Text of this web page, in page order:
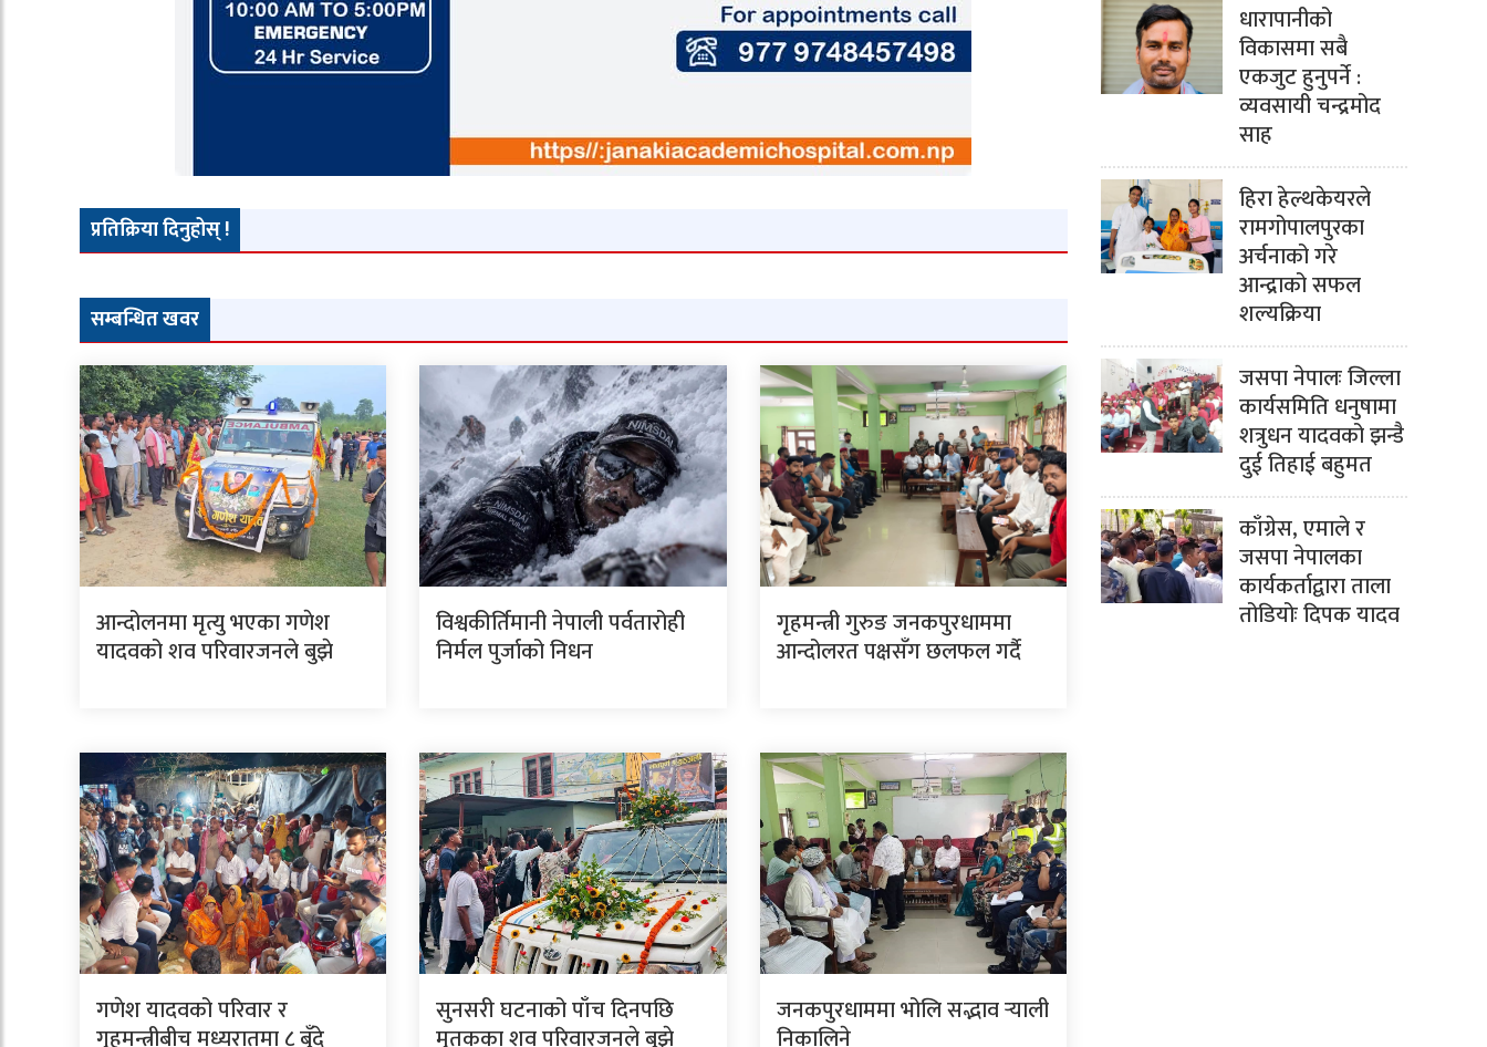
प्रतिक्रिया दिनुहोस् !
सम्बन्धित खवर
आन्दोलनमा मृत्यु भएका गणेश
यादवको शव परिवारजनले बुझे
विश्वकीर्तिमानी नेपाली पर्वतारोही
निर्मल पुर्जाको निधन
गृहमन्त्री गुरुङ जनकपुरधाममा
आन्दोलरत पक्षसँग छलफल गर्दै
गणेश यादवको परिवार र
गृहमन्त्रीबीच मध्यरातमा ८ बुँदे
सुनसरी घटनाको पाँच दिनपछि
मृतकका शव परिवारजनले बुझे
जनकपुरधाममा भोलि सद्भाव र्‍याली
निकालिने
धारापानीको
विकासमा सबै
एकजुट हुनुपर्ने :
व्यवसायी चन्द्रमोद
साह
हिरा हेल्थकेयरले
रामगोपालपुरका
अर्चनाको गरे
आन्द्राको सफल
शल्यक्रिया
जसपा नेपालः जिल्ला
कार्यसमिति धनुषामा
शत्रुधन यादवको झन्डै
दुई तिहाई बहुमत
काँग्रेस, एमाले र
जसपा नेपालका
कार्यकर्ताद्वारा ताला
तोडियोः दिपक यादव